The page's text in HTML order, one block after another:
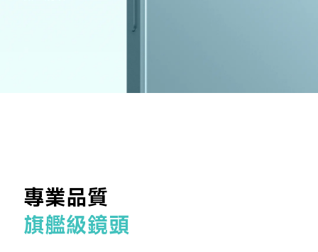
專業品質
旗艦級鏡頭